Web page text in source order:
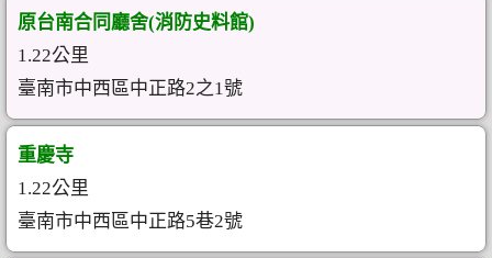
原台南合同廳舍(消防史料館)
1.22公里
臺南市中西區中正路2之1號
重慶寺
1.22公里
臺南市中西區中正路5巷2號